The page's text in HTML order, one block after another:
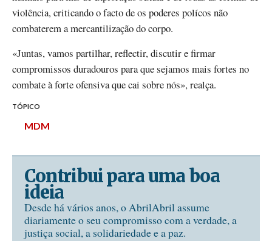
violência, criticando o facto de os poderes polícos não
combaterem a mercantilização do corpo.
«Juntas, vamos partilhar, reflectir, discutir e firmar
compromissos duradouros para que sejamos mais fortes no
combate à forte ofensiva que cai sobre nós», realça.
TÓPICO
MDM
Contribui para uma boa
ideia
Desde há vários anos, o AbrilAbril assume
diariamente o seu compromisso com a verdade, a
justiça social, a solidariedade e a paz.